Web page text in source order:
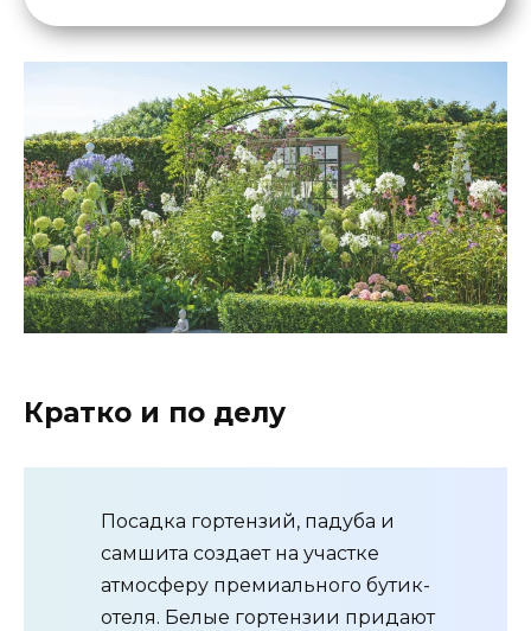
Кратко и по делу
Посадка гортензий, падуба и
самшита создает на участке
атмосферу премиального бутик-
отеля. Белые гортензии придают